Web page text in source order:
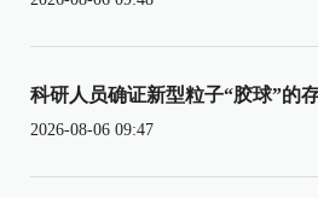
科研人员确证新型粒子“胶球”的
2026-08-06 09:47